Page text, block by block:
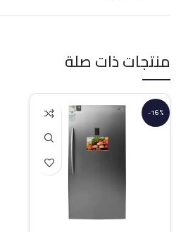
منتجات ذات صلة
-16%